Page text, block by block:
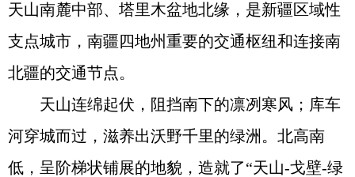
天山南麓中部、塔里木盆地北缘，是新疆区域性
支点城市，南疆四地州重要的交通枢纽和连接南
北疆的交通节点。
天山连绵起伏，阻挡南下的凛冽寒风；库车
河穿城而过，滋养出沃野千里的绿洲。北高南
低，呈阶梯状铺展的地貌，造就了“天山-戈壁-绿